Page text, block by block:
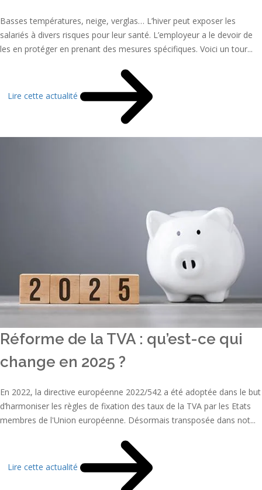
Basses températures, neige, verglas… L’hiver peut exposer les
salariés à divers risques pour leur santé. L’employeur a le devoir de
les en protéger en prenant des mesures spécifiques. Voici un tour...
Lire cette actualité
Réforme de la TVA : qu’est-ce qui
change en 2025 ?
En 2022, la directive européenne 2022/542 a été adoptée dans le but
d’harmoniser les règles de fixation des taux de la TVA par les Etats
membres de l'Union européenne. Désormais transposée dans not...
Lire cette actualité